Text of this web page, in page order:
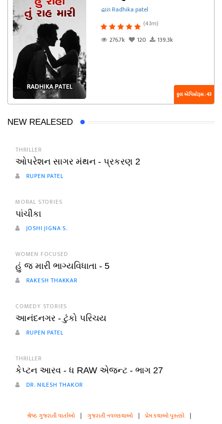
દ્વારા Radhika patel
(4.1m)
276.7k
120 139.3k
કુલ એપિસોડ્સ : 43
NEW REALESED
THRILLER
ઓપરેશન સાગર મંથન - પ્રકરણ 2
RUPEN PATEL
MORAL STORIES
પાંચીકા
JOSHI JIGNA S.
WOMEN FOCUSED
હું જ મારી ભાગ્યવિધાતા - 5
RAKESH THAKKAR
COMEDY STORIES
આનંદનગર - ટુંકો પરિચય
RUPEN PATEL
THRILLER
કેપ્ટન આરવ - ધ RAW એજન્ટ - ભાગ 27
DR. NILESH THAKOR
શ્રેષ્ઠ ગુજરાતી વાર્તાઓ | ગુજરાતી નવલકથાઓ | પ્રેમ કથાઓ પુસ્તકો |